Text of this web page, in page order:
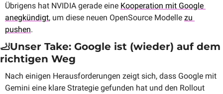
Übrigens hat NVIDIA gerade eine Kooperation mit Google
anegkündigt, um diese neuen OpenSource Modelle zu
pushen.
🦶Unser Take: Google ist (wieder) auf dem
richtigen Weg
Nach einigen Herausforderungen zeigt sich, dass Google mit
Gemini eine klare Strategie gefunden hat und den Rollout